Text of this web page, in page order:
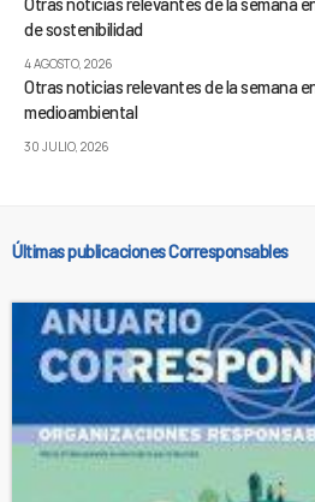
de sostenibilidad
4 AGOSTO, 2026
Otras noticias relevantes de la semana
medioambiental
30 JULIO, 2026
Últimas publicaciones Corresponsables